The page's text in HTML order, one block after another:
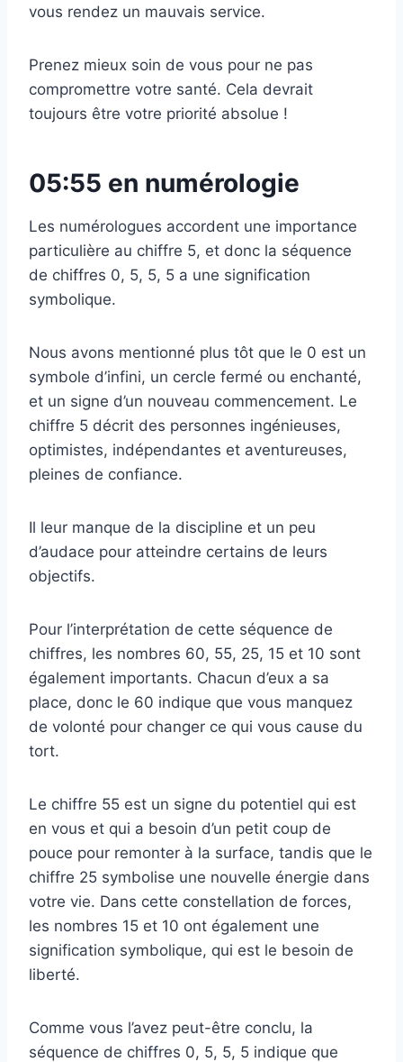
vous rendez un mauvais service.
Prenez mieux soin de vous pour ne pas
compromettre votre santé. Cela devrait
toujours être votre priorité absolue !
05:55 en numérologie
Les numérologues accordent une importance
particulière au chiffre 5, et donc la séquence
de chiffres 0, 5, 5, 5 a une signification
symbolique.
Nous avons mentionné plus tôt que le 0 est un
symbole d’infini, un cercle fermé ou enchanté,
et un signe d’un nouveau commencement. Le
chiffre 5 décrit des personnes ingénieuses,
optimistes, indépendantes et aventureuses,
pleines de confiance.
Il leur manque de la discipline et un peu
d’audace pour atteindre certains de leurs
objectifs.
Pour l’interprétation de cette séquence de
chiffres, les nombres 60, 55, 25, 15 et 10 sont
également importants. Chacun d’eux a sa
place, donc le 60 indique que vous manquez
de volonté pour changer ce qui vous cause du
tort.
Le chiffre 55 est un signe du potentiel qui est
en vous et qui a besoin d’un petit coup de
pouce pour remonter à la surface, tandis que le
chiffre 25 symbolise une nouvelle énergie dans
votre vie. Dans cette constellation de forces,
les nombres 15 et 10 ont également une
signification symbolique, qui est le besoin de
liberté.
Comme vous l’avez peut-être conclu, la
séquence de chiffres 0, 5, 5, 5 indique que